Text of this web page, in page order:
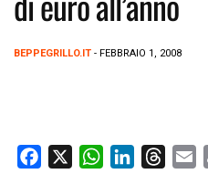
BEPPEGRILLO.IT - FEBBRAIO 1, 2008
W